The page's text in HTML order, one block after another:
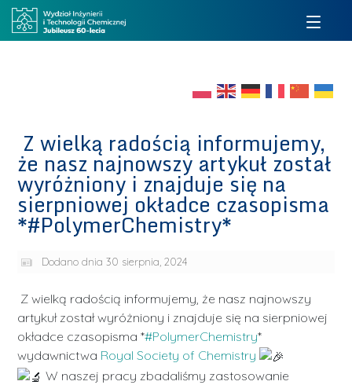
Z wielką radością informujemy,
że nasz najnowszy artykuł został
wyróżniony i znajduje się na
sierpniowej okładce czasopisma
*#PolymerChemistry*
Dodano dnia 30 sierpnia, 2024
Z wielką radością informujemy, że nasz najnowszy
artykuł został wyróżniony i znajduje się na sierpniowej
okładce czasopisma *#PolymerChemistry*
wydawnictwa Royal Society of Chemistry
W naszej pracy zbadaliśmy zastosowanie